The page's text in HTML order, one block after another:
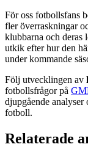
För oss fotbollsfans
fler överraskningar
klubbarna och deras
utkik efter hur den
under kommande
Följ utvecklingen av
fotbollsfrågor på
djupgående
fotboll.
Relaterade